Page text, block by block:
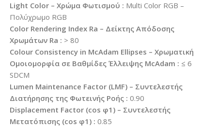
Light Color – Χρώμα Φωτισμού : Multi Color RGB –
Πολύχρωμο RGB
Color Rendering Index Ra – Δείκτης Απόδοσης
Χρωμάτων Ra : > 80
Colour Consistency in McAdam Ellipses – Χρωματική
Ομοιομορφία σε Βαθμίδες Έλλειψης McAdam : ≤ 6
SDCM
Lumen Maintenance Factor (LMF) – Συντελεστής
Διατήρησης της Φωτεινής Ροής : 0.90
Displacement Factor (cos φ1) – Συντελεστής
Μετατόπισης (cos φ1) : 0.85